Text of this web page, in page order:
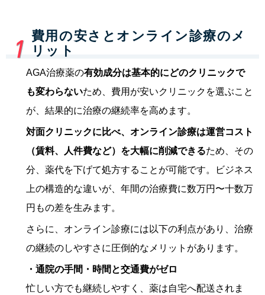
費用の安さとオンライン診療のメ
リット
AGA治療薬の有効成分は基本的にどのクリニックで
も変わらないため、費用が安いクリニックを選ぶこと
が、結果的に治療の継続率を高めます。
対面クリニックに比べ、オンライン診療は運営コスト
（賃料、人件費など）を大幅に削減できるため、その
分、薬代を下げて処方することが可能です。ビジネス
上の構造的な違いが、年間の治療費に数万円〜十数万
円もの差を生みます。
さらに、オンライン診療には以下の利点があり、治療
の継続のしやすさに圧倒的なメリットがあります。
・通院の手間・時間と交通費がゼロ
忙しい方でも継続しやすく、薬は自宅へ配送されま